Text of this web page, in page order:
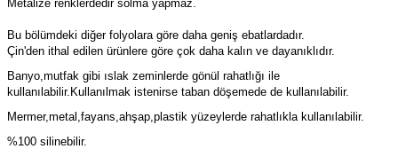
Metalize renklerdedir solma yapmaz.
Bu bölümdeki diğer folyolara göre daha geniş ebatlardadır.
Çin'den ithal edilen ürünlere göre çok daha kalın ve dayanıklıdır.
Banyo,mutfak gibi ıslak zeminlerde gönül rahatlığı ile
kullanılabilir.Kullanılmak istenirse taban döşemede de kullanılabilir.
Mermer,metal,fayans,ahşap,plastik yüzeylerde rahatlıkla kullanılabilir.
%100 silinebilir.